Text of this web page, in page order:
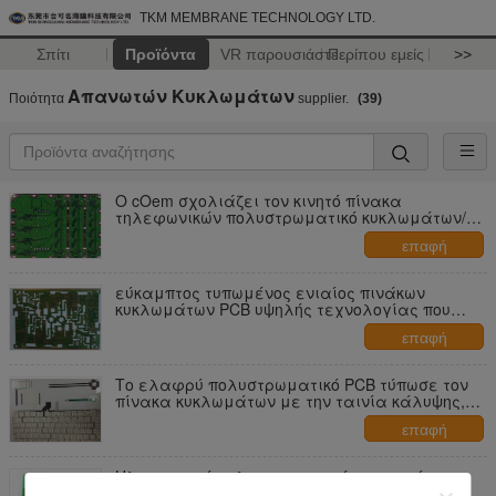
TKM MEMBRANE TECHNOLOGY LTD.
Σπίτι Προϊόντα VR παρουσιάστεΠερίπου εμείς >>
Ποιότητα Απανωτών Κυκλωμάτων supplier. (39)
Ο cOem σχολιάζει τον κινητό πίνακα
τηλεφωνικών πολυστρωματικό κυκλωμάτων/
τον ενιαίο πλαισιωμένο τυπωμένο πίνακα
επαφή
εύκαμπτος τυπωμένος ενιαίος πινάκων
κυκλωμάτων PCB υψηλής τεχνολογίας που
πλαισιώνεται/διπλάσιο που πλαισιώνεται
επαφή
Το ελαφρύ πολυστρωματικό PCB τύπωσε τον
πίνακα κυκλωμάτων με την ταινία κάλυψης,
επαφή
Ηλεκτρονική πολυστρωματική επιτροπή